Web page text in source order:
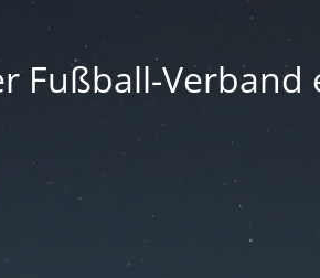
Fußball-Verband